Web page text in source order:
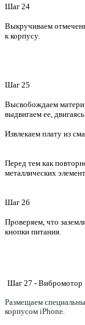
Шаг 24
Выкручиваем
к корпусу.
Шаг 25
Высвобождаем
выдвигаем ее,
Извлекаем плату из
Перед тем как
металлических
Шаг 26
Проверяем, что
кнопки питания.
Шаг 27 - Вибромотор
Размещаем
корпусом iPhone.